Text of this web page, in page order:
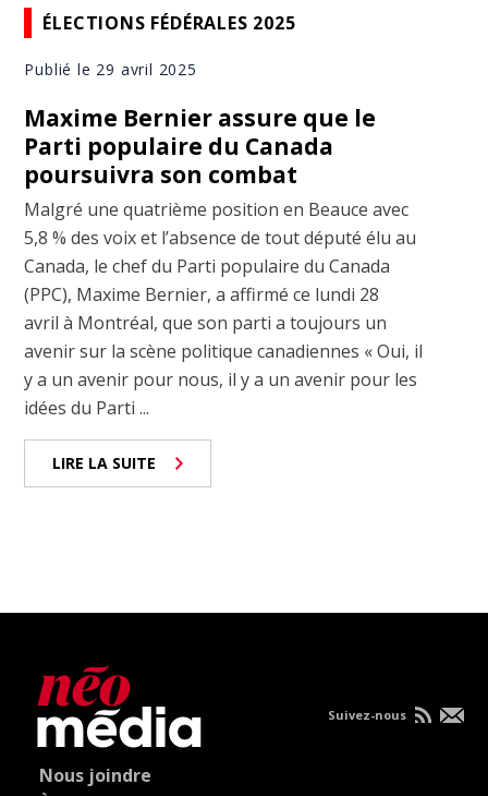
ÉLECTIONS FÉDÉRALES 2025
Publié le 29 avril 2025
Maxime Bernier assure que le
Parti populaire du Canada
poursuivra son combat
Malgré une quatrième position en Beauce avec
5,8 % des voix et l’absence de tout député élu au
Canada, le chef du Parti populaire du Canada
(PPC), Maxime Bernier, a affirmé ce lundi 28
avril à Montréal, que son parti a toujours un
avenir sur la scène politique canadiennes « Oui, il
y a un avenir pour nous, il y a un avenir pour les
idées du Parti ...
LIRE LA SUITE
Nous joindre
Suivez-nous